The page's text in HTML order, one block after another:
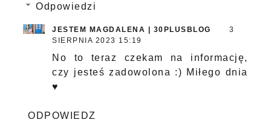
Odpowiedzi
JESTEM MAGDALENA | 30PLUSBLOG
3
SIERPNIA 2023 15:19
No to teraz czekam na informację,
czy jesteś zadowolona :) Miłego dnia
♥
ODPOWIEDZ